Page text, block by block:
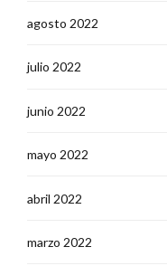
agosto 2022
julio 2022
junio 2022
mayo 2022
abril 2022
marzo 2022